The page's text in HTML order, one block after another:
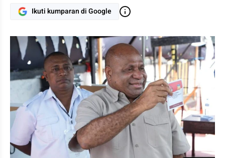
Ikuti kumparan di Google